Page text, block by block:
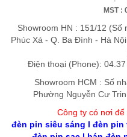
MST :
Showroom HN : 151/12 (Số
Phúc Xá - Q. Ba Đình - Hà
Điện thoại (Phone):
Showroom HCM : Số
Phường Nguyễn Cư
Công ty có nơi
đèn pin siêu sáng l đèn pin